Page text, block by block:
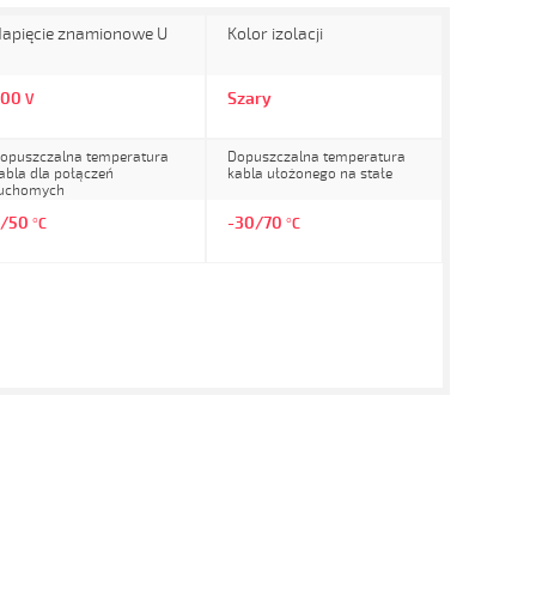
znamionowe U
V
Kolor izolacji
Szary
temperatura
dla połączeń
50 °C
Dopuszczalna temperatura
kabla ułożonego na stałe
-30/70 °C